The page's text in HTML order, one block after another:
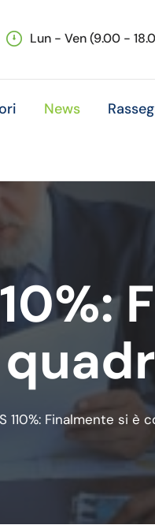
Lun - Ven (9.00 -
News
110%: Finalmente si